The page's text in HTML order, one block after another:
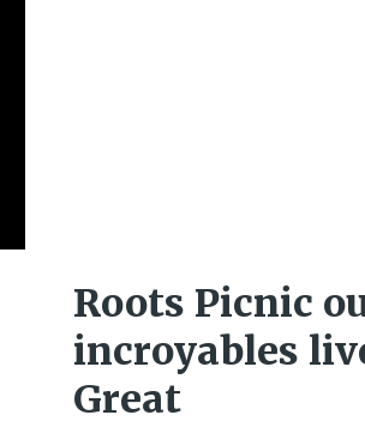
Roots Picnic
incroyables
Great